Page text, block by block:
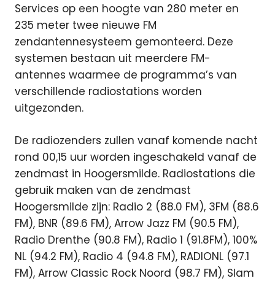
Services op een hoogte van 280 meter en
235 meter twee nieuwe FM
zendantennesysteem gemonteerd. Deze
systemen bestaan uit meerdere FM-
antennes waarmee de programma’s van
verschillende radiostations worden
uitgezonden.
De radiozenders zullen vanaf komende nacht
rond 00,15 uur worden ingeschakeld vanaf de
zendmast in Hoogersmilde. Radiostations die
gebruik maken van de zendmast
Hoogersmilde zijn: Radio 2 (88.0 FM), 3FM (88.6
FM), BNR (89.6 FM), Arrow Jazz FM (90.5 FM),
Radio Drenthe (90.8 FM), Radio 1 (91.8FM), 100%
NL (94.2 FM), Radio 4 (94.8 FM), RADIONL (97.1
FM), Arrow Classic Rock Noord (98.7 FM), Slam